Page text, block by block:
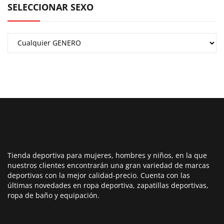
SELECCIONAR SEXO
Tienda deportiva para mujeres, hombres y niños, en la que
nuestros clientes encontrarán una gran variedad de marcas
deportivas con la mejor calidad-precio. Cuenta con las
últimas novedades en ropa deportiva, zapatillas deportivas,
ropa de baño y equipación.